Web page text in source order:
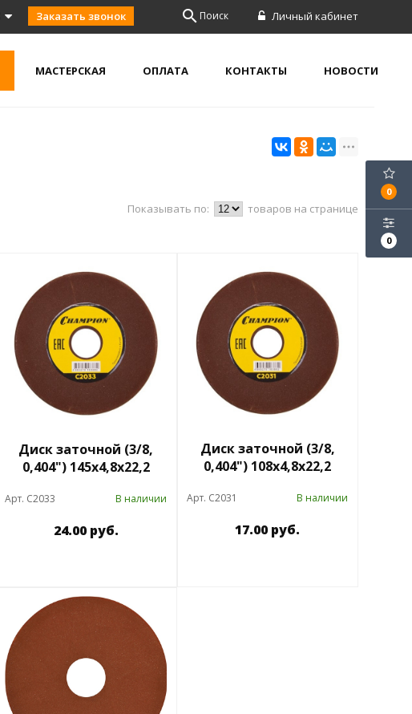
Личный кабинет
search Поиск
Заказать звонок
МАСТЕРСКАЯ ОПЛАТА КОНТАКТЫ НОВОСТИ
0
0
Показывать по: товаров на странице
Диск заточной (3/8,
0,404") 145х4,8х22,2
Арт. C2033 В наличии
24.00 руб.
Диск заточной (3/8,
0,404") 108х4,8х22,2
Арт. C2031 В наличии
17.00 руб.